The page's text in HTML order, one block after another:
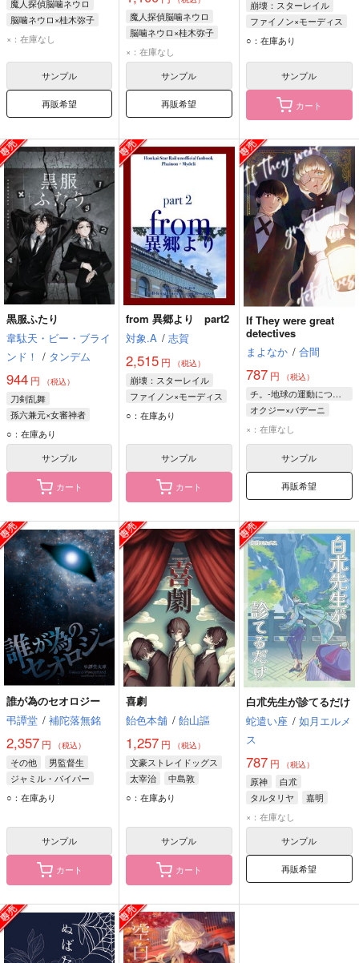
魔人探偵脳噛ネウロ
脳噛ネウロ×桂木弥子
脳噛ネウロ
×：在庫なし
サンプル
再販希望
魔人探偵脳噛ネウロ
脳噛ネウロ×桂木弥子
脳噛ネウロ
×：在庫なし
サンプル
再販希望
崩壊：スターレイル
ファイノン×モーディス
ファイノン
○：在庫あり
サンプル
カート
黒服ふたり
韋駄天・ビー・ブライ
ンド！ / タンデム
944 円 （税込）
刀剣乱舞
孫六兼元×女審神者
孫六兼元
○：在庫あり
サンプル
カート
from 異郷より part2
対象.A / 志賀
2,515 円 （税込）
崩壊：スターレイル
ファイノン×モーディス
ファイノン
○：在庫あり
サンプル
カート
If They were great
detectives
まよなか / 合間
787円 （税込）
チ。-地球の運動について-
オクジー×バデーニ
オクジー
×：在庫なし
サンプル
再販希望
誰が為のセオロジー
弔譚堂 / 補陀落無銘
2,357 円 （税込）
その他
男監督生
ジャミル・バイパー
カリム・アルアジーム
○：在庫あり
サンプル
カート
喜劇
飴色本舗 / 飴山謳
1,257 円 （税込）
文豪ストレイドッグス
太宰治
中島敦
織田作之助
○：在庫あり
サンプル
カート
白朮先生が診てるだけ
蛇遣い座 / 如月エルメ
ス
787円 （税込）
原神
白朮
タルタリヤ
嘉明
×：在庫なし
サンプル
再販希望